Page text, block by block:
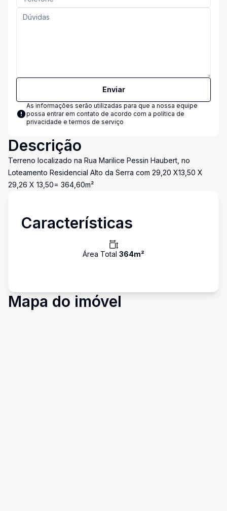
Enviar
As informações serão utilizadas para que a nossa equipe
possa entrar em contato de acordo com a política de
privacidade e termos de serviço
Descrição
Terreno localizado na Rua Marilice Pessin Haubert, no
Loteamento Residencial Alto da Serra com 29,20 X13,50 X
29,26 X 13,50= 364,60m²
Características
Área Total 364m²
Mapa do imóvel